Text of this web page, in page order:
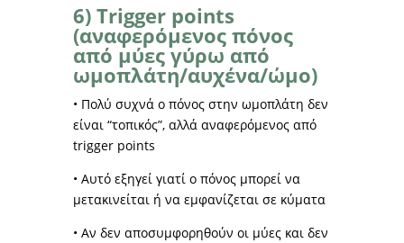
6) Trigger points
(αναφερόμενος πόνος
από μύες γύρω από
ωμοπλάτη/αυχένα/ώμο)
• Πολύ συχνά ο πόνος στην ωμοπλάτη δεν
είναι “τοπικός”, αλλά αναφερόμενος από
trigger points
• Αυτό εξηγεί γιατί ο πόνος μπορεί να
μετακινείται ή να εμφανίζεται σε κύματα
• Αν δεν αποσυμφορηθούν οι μύες και δεν